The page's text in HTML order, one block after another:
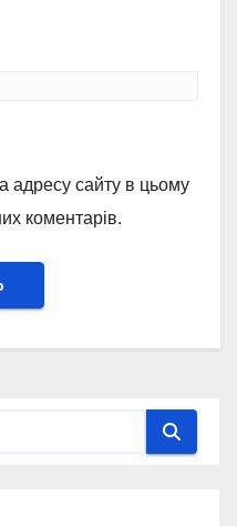
адресу сайту в цьому
коментарів.